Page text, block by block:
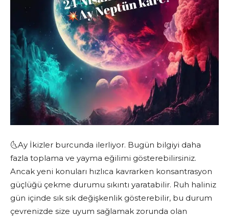
🌜Ay İkizler burcunda ilerliyor. Bugün bilgiyi daha
fazla toplama ve yayma eğilimi gösterebilirsiniz.
Ancak yeni konuları hızlıca kavrarken konsantrasyon
güçlüğü çekme durumu sıkıntı yaratabilir. Ruh haliniz
gün içinde sık sık değişkenlik gösterebilir, bu durum
çevrenizde size uyum sağlamak zorunda olan